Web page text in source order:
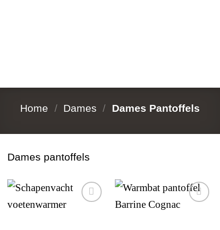
Home / Dames / Dames Pantoffels
Dames pantoffels